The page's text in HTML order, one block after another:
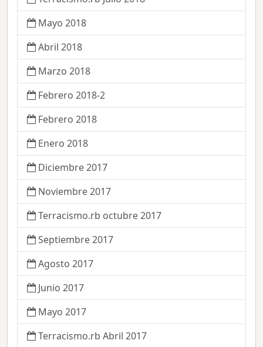
Mayo 2018
Abril 2018
Marzo 2018
Febrero 2018-2
Febrero 2018
Enero 2018
Diciembre 2017
Noviembre 2017
Terracismo.rb octubre 2017
Septiembre 2017
Agosto 2017
Junio 2017
Mayo 2017
Terracismo.rb Abril 2017